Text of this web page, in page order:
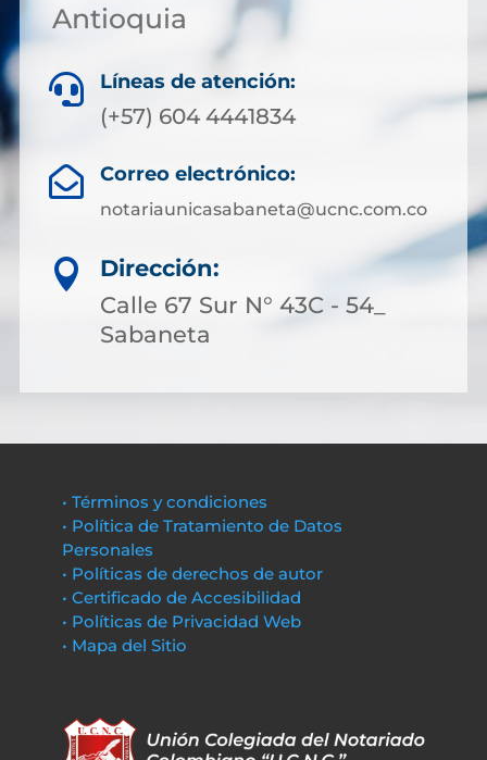
Antioquia
 Líneas de atención:
(+57) 604 4441834
 Correo electrónico:
notariaunicasabaneta@ucnc.com.co

Dirección:
Calle 67 Sur N° 43C - 54_
Sabaneta
• Términos y condiciones
• Política de Tratamiento de Datos
Personales
• Políticas de derechos de autor
• Certificado de Accesibilidad
• Políticas de Privacidad Web
• Mapa del Sitio